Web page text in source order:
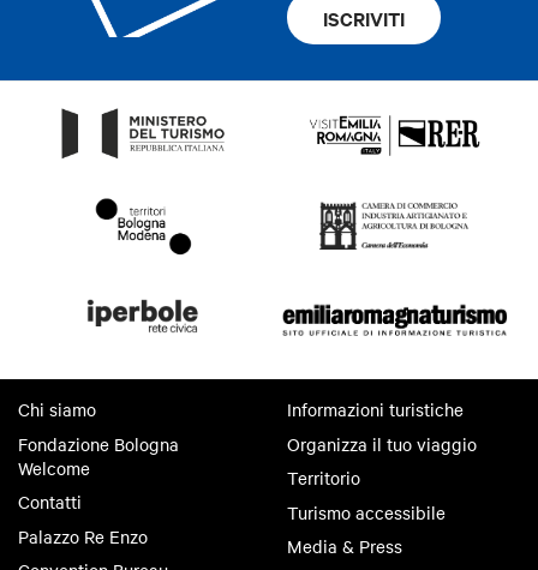
ISCRIVITI
Chi siamo
Fondazione Bologna
Welcome
Contatti
Palazzo Re Enzo
Informazioni turistiche
Organizza il tuo viaggio
Territorio
Turismo accessibile
Media & Press